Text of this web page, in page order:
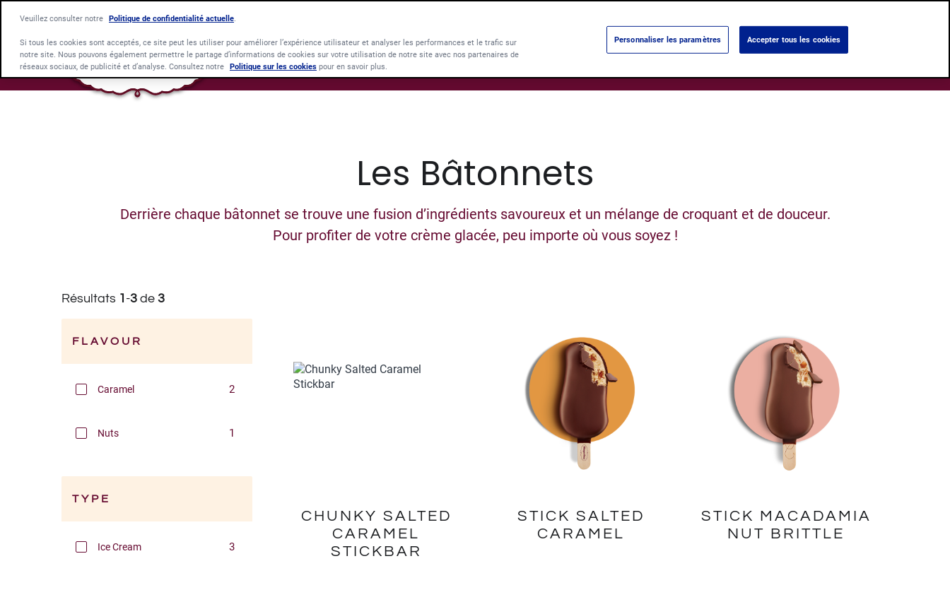
Les Bâtonnets
Derrière chaque bâtonnet se trouve une fusion d’ingrédients savoureux et un mélange de croquant et de douceur.
Pour profiter de votre crème glacée, peu importe où vous soyez !
Résultats 1 -3 de 3
FLAVOUR
Caramel 2
Nuts 1
TYPE
Ice Cream 3
CHUNKY SALTED
CARAMEL
STICKBAR
STICK SALTED
CARAMEL
STICK MACADAMIA
NUT BRITTLE
Veuillez consulter notre Politique de confidentialité actuelle
Si tous les cookies sont acceptés, ce site peut les utiliser pour améliorer l’expérience utilisateur et analyser les performances et le trafic sur
notre site. Nous pouvons également permettre le partage d’informations de cookies sur votre utilisation de notre site avec nos partenaires de
réseaux sociaux, de publicité et d’analyse. Consultez notre Politique sur les cookies pour en savoir plus.
Personnaliser les paramètres Accepter tous les cookies